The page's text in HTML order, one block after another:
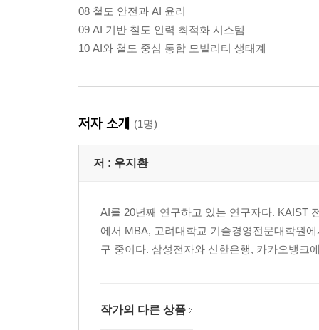
08 철도 안전과 AI 윤리
09 AI 기반 철도 인력 최적화 시스템
10 AI와 철도 중심 통합 모빌리티 생태계
저자 소개 (1명)
저 : 우지환
AI를 20년째 연구하고 있는 연구자다. KAIST
에서 MBA, 고려대학교 기술경영전문대학원
구 중이다. 삼성전자와 신한은행, 카카오뱅크
작가의 다른 상품